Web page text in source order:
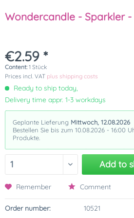
Wondercandle - Sparkler
€2.59 *
Content: 1 Stück
Prices incl. VAT plus shipping costs
Ready to ship today,
Delivery time appr. 1-3 workdays
Geplante Lieferung Mittwoch, 12.08.2026
Bestellen Sie bis zum 10.08.2026 - 16:00
Produkte.
Add to
Remember Comment
Order number: 10521